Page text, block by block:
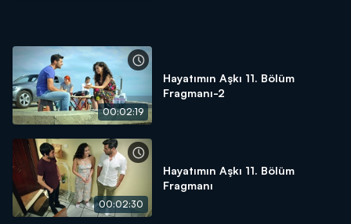
00:02:19
Hayatımın Aşkı 11. Bölüm
Fragmanı-2
00:02:30
Hayatımın Aşkı 11. Bölüm
Fragmanı